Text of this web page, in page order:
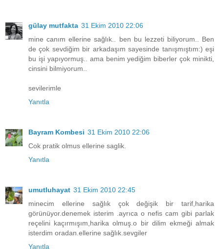
gülay mutfakta 31 Ekim 2010 22:06
mine canım ellerine sağlık.. ben bu lezzeti biliyorum.. Ben
de çok sevdiğim bir arkadaşım sayesinde tanışmıştım:) eşi
bu işi yapıyormuş.. ama benim yediğim biberler çok minikti,
cinsini bilmiyorum..
sevilerimle
Yanıtla
Bayram Kombesi 31 Ekim 2010 22:06
Cok pratik olmus ellerine saglik.
Yanıtla
umutluhayat 31 Ekim 2010 22:45
minecim ellerine sağlık çok değişik bir tarif,harika
görünüyor.denemek isterim .ayrıca o nefis cam gibi parlak
reçelini kaçırmışım,harika olmuş.o bir dilim ekmeği almak
isterdim oradan.ellerine sağlık.sevgiler
Yanıtla